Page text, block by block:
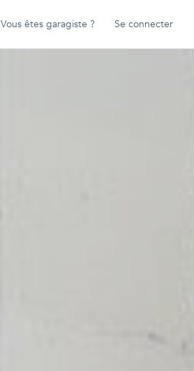
Vous êtes garagiste ? Se connecter